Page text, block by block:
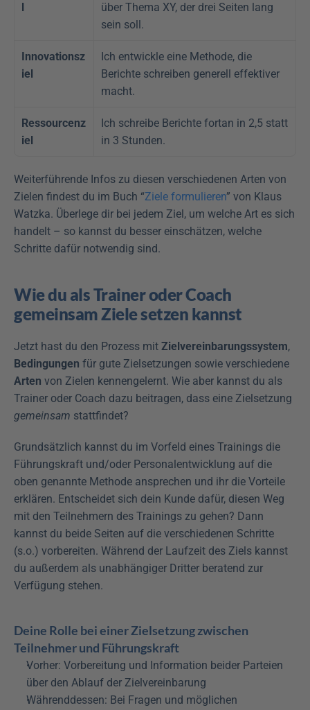
über Thema XY, der drei Seiten lang
sein soll.
Innovationsz
iel
Ich entwickle eine Methode, die
Berichte schreiben generell effektiver
macht.
Ressourcenz
iel
Ich schreibe Berichte fortan in 2,5 statt
in 3 Stunden.
Weiterführende Infos zu diesen verschiedenen Arten von
Zielen findest du im Buch “Ziele formulieren” von Klaus
Watzka. Überlege dir bei jedem Ziel, um welche Art es sich
handelt – so kannst du besser einschätzen, welche
Schritte dafür notwendig sind.
Wie du als Trainer oder Coach
gemeinsam Ziele setzen kannst
Jetzt hast du den Prozess mit Zielvereinbarungssystem
Bedingungen
Arten von Zielen kennengelernt. Wie aber kannst du als
gemeinsam stattfindet?
Grundsätzlich kannst du im Vorfeld eines Trainings die
Führungskraft und/oder Personalentwicklung auf die
oben genannte Methode ansprechen und ihr die Vorteile
erklären. Entscheidet sich dein Kunde dafür, diesen Weg
mit den Teilnehmern des Trainings zu gehen? Dann
kannst du beide Seiten auf die verschiedenen Schritte
(s.o.) vorbereiten. Während der Laufzeit des Ziels kannst
du außerdem als unabhängiger Dritter beratend zur
Verfügung stehen.
Deine Rolle bei einer Zielsetzung zwischen
Teilnehmer und Führungskraft
Vorher: Vorbereitung und Information beider Parteien
über den Ablauf der Zielvereinbarung
Währenddessen: Bei Fragen und möglichen